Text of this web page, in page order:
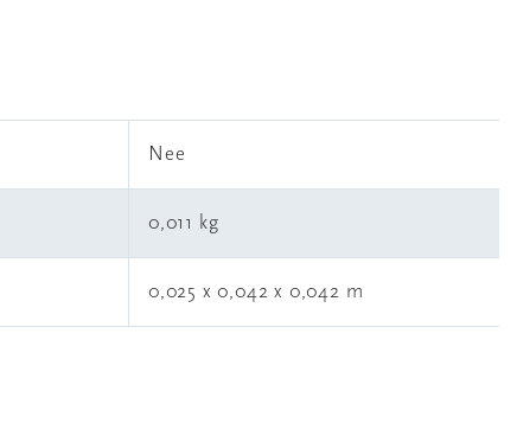
Nee
0,011 kg
0,025 x 0,042 x 0,042 m